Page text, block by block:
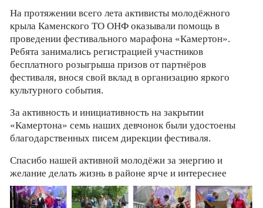
На протяжении всего лета активисты молодёжного
крыла Каменского ТО ОНФ оказывали помощь в
проведении фестивального марафона «Камертон».
Ребята занимались регистрацией участников
бесплатного розыгрыша призов от партнёров
фестиваля, внося свой вклад в организацию яркого
культурного события.
За активность и инициативность на закрытии
«Камертона» семь наших девчонок были удостоены
благодарственных писем дирекции фестиваля.
Спасибо нашей активной молодёжи за энергию и
желание делать жизнь в районе ярче и интереснее